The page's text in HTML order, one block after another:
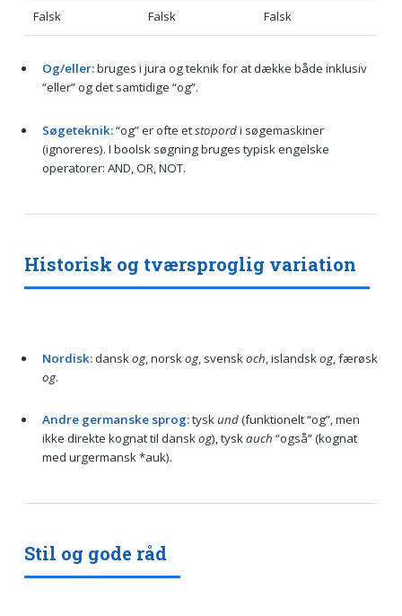
Falsk Falsk Falsk
Og/eller:bruges i jura og teknik for at dække både inklusiv
“eller” og det samtidige “og”.
Søgeteknik:“og” er ofte etstopordi søgemaskiner
(ignoreres). I boolsk søgning bruges typisk engelske
operatorer: AND, OR, NOT.
Historisk og tværsproglig variation
Nordisk:danskog, norskog, svenskoch, islandskog, færøsk
og.
Andre germanske sprog:tyskund(funktionelt “og”, men
ikke direkte kognat til danskog), tyskauch “også” (kognat
med urgermansk *auk).
Stil og gode råd